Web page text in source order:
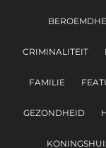
CRIMINALITEIT
FAMILIE
GEZONDHEID